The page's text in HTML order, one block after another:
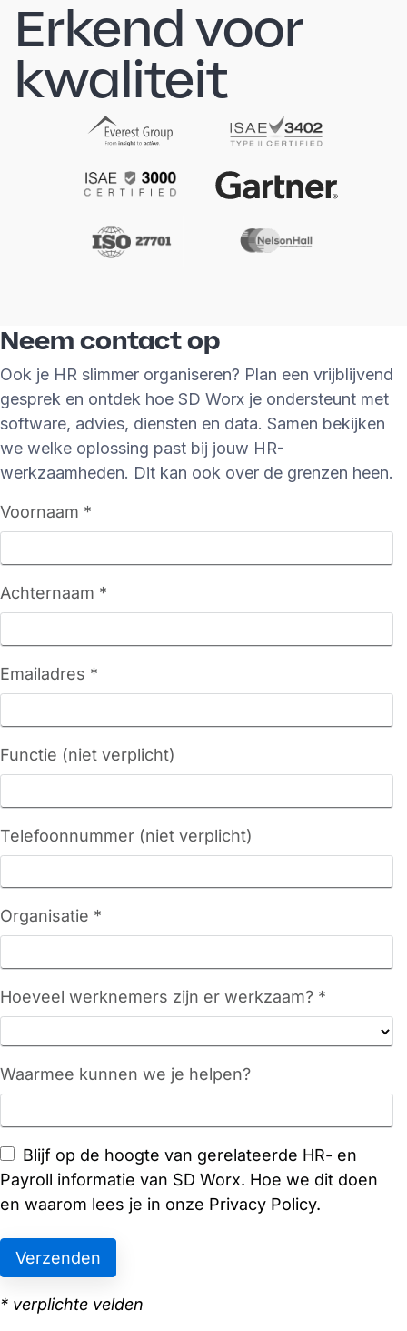
Erkend voor
kwaliteit
Neem contact op
Ook je HR slimmer organiseren? Plan een vrijblijvend
gesprek en ontdek hoe SD Worx je ondersteunt met
software, advies, diensten en data. Samen bekijken
we welke oplossing past bij jouw HR-
werkzaamheden. Dit kan ook over de grenzen heen.